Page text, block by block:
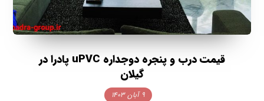
قیمت درب و پنجره دوجداره uPVC پادرا در
گیلان
۹ آبان ۱۴۰۳